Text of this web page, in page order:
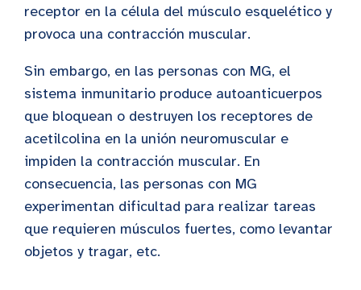
receptor en la célula del músculo esquelético y
provoca una contracción muscular.
Sin embargo, en las personas con MG, el
sistema inmunitario produce autoanticuerpos
que bloquean o destruyen los receptores de
acetilcolina en la unión neuromuscular e
impiden la contracción muscular. En
consecuencia, las personas con MG
experimentan dificultad para realizar tareas
que requieren músculos fuertes, como levantar
objetos y tragar, etc.